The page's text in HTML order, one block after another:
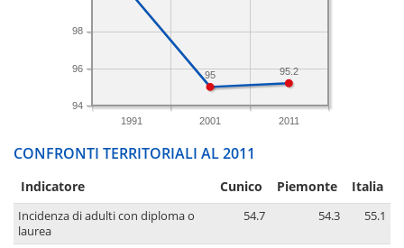
1991 2001 2011
94
96
98
95.2
95
CONFRONTI TERRITORIALI AL 2011
Indicatore Cunico Piemonte Italia
Incidenza di adulti con diploma o
laurea
54.7 54.3 55.1